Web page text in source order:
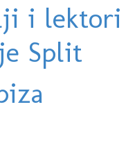
i
Split